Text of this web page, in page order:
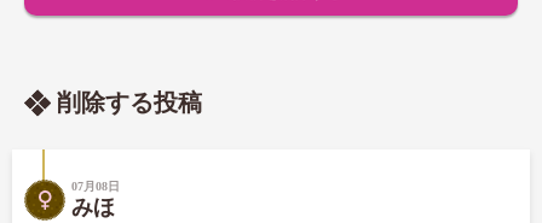
削除する投稿
07月08日
みほ